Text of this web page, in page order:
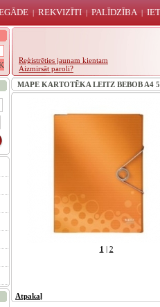
| REKVIZĪTI | PALĪDZĪBA |
Reģistrēties jaunam kientam
Aizmirsāt paroli?
MAPE KARTOTĒKA LEITZ BEBOB A4
1 | 2
Atpakaļ